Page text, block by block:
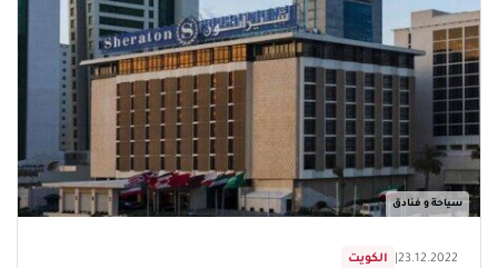
سياحة و فنادق
الكويت 23.12.2022